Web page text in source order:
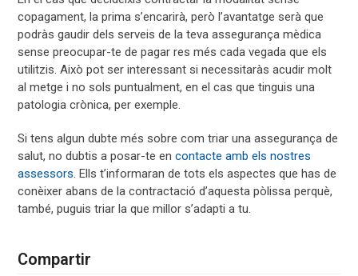
copagament, la prima s’encarirà, però l’avantatge serà que
podràs gaudir dels serveis de la teva assegurança mèdica
sense preocupar-te de pagar res més cada vegada que els
utilitzis. Això pot ser interessant si necessitaràs acudir molt
al metge i no sols puntualment, en el cas que tinguis una
patologia crònica, per exemple.
Si tens algun dubte més sobre com triar una assegurança de
salut, no dubtis a posar-te encontacte amb els nostres
assessors. Ells t’informaran de tots els aspectes que has de
conèixer abans de la contractació d’aquesta pòlissa perquè,
també, puguis triar la que millor s’adapti a tu.
Compartir